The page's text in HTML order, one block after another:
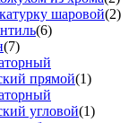
шаровой(2)
(6)
(7)
прямой(1)
угловой(1)